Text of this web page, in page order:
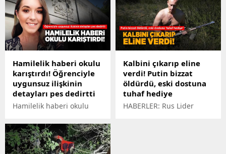
zorlanan halk için
direnmeleri halinde 'vur'
emri verildi. Gazetecilerin
araştırmasıyla ortaya
çıkan uydu görüntüleri ise
okullar ve hastaneler
haritadan silindi.
kalma savaşının detayları
arasında, ölüm numarası
ve ağızdan sızan kanlar
var...
Hamilelik haberi okulu
karıştırdı! Öğrenciyle
uygunsuz ilişkinin
detayları pes dedirtti
Hamilelik haberi okulu
uygunsuz ilişkinin
detayları pes dedirtti
Kalbini çıkarıp eline
verdi! Putin bizzat
öldürdü, eski dostuna
tuhaf hediye
HABERLER: Rus Lider